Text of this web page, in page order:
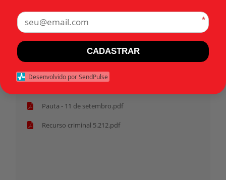
Tags:
Início
Pauta - 11 de setembro.pdf
Recurso criminal 5.212.pdf
*
CADASTRAR
Desenvolvido por SendPulse